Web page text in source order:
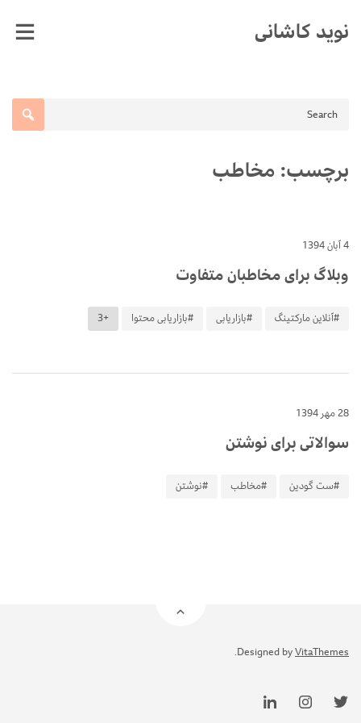
content
نوید کاشانی
برچسب: مخاطب
4 آبان 1394
وبلاگ برای مخاطبان متفاوت
#آنلاین مارکتینگ #بازاریابی #بازاریابی محتوا +3
28 مهر 1394
سوالاتی برای نوشتن‎
#ست گودین #مخاطب #نوشتن
Designed byVitaThemes
.